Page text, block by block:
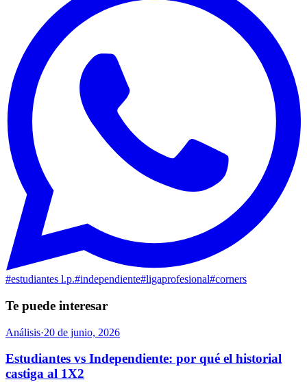
#estudiantes l.p.#independiente#ligaprofesional#corners
Te puede interesar
Análisis·20 de junio, 2026
Estudiantes vs Independiente: por qué el historial
castiga al 1X2